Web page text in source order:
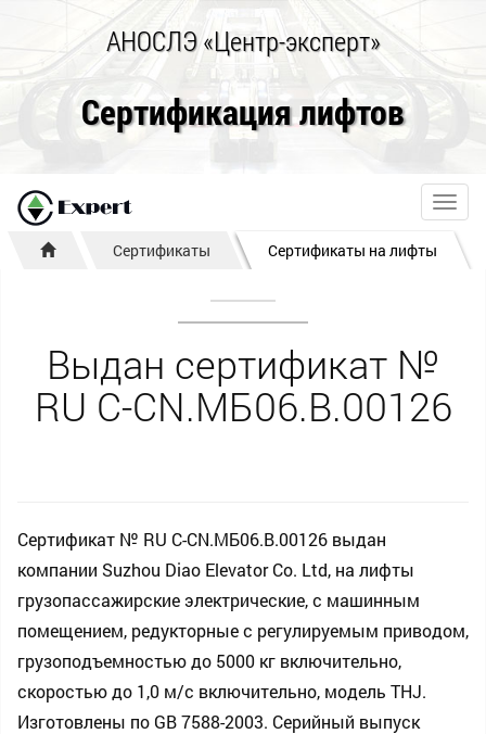
АНОСЛЭ «Центр-эксперт»
Сертификация лифтов
Сертификаты Сертификаты на лифты
Выдан сертификат №
RU С-CN.МБ06.B.00126
Сертификат № RU С-CN.МБ06.B.00126 выдан
компании Suzhou Diao Elevator Co. Ltd, на лифты
грузопассажирские электрические, с машинным
помещением, редукторные с регулируемым приводом,
грузоподъемностью до 5000 кг включительно,
скоростью до 1,0 м/с включительно, модель THJ.
Изготовлены по GB 7588-2003. Серийный выпуск